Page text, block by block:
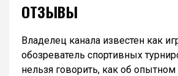
ОТЗЫВЫ
Владелец канала известен как
обозреватель спортивных
нельзя говорить, как об опытном